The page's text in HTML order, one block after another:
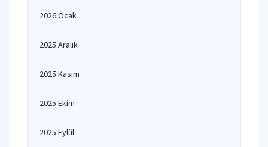
2026 Ocak
2025 Aralık
2025 Kasım
2025 Ekim
2025 Eylül